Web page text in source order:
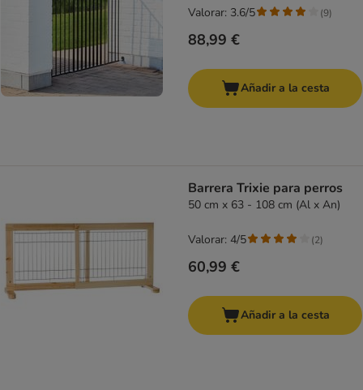
88,99 €
Valorar: 3.6/5 (9)
Añadir a la cesta
Barrera Trixie para perros
50 cm x 63 - 108 cm (Al x An)
60,99 €
Valorar: 4/5 (2)
Añadir a la cesta